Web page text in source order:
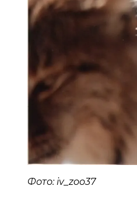
Фото: iv_zoo37